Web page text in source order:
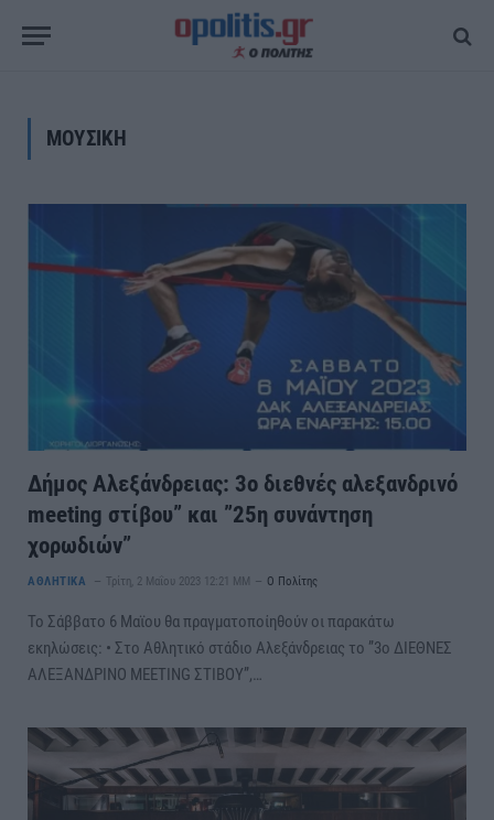
ΜΟΥΣΙΚΗ
Δήμος Αλεξάνδρειας: 3ο διεθνές αλεξανδρινό
meeting στίβου” και ”25η συνάντηση
χορωδιών”
ΑΘΛΗΤΙΚΑ Τρίτη, 2 Μαΐου 2023 12:21 ΜΜ Ο Πολίτης
Το Σάββατο 6 Μαϊου θα πραγματοποίηθούν οι παρακάτω
εκηλώσεις: • Στο Αθλητικό στάδιο Αλεξάνδρειας το ”3ο ΔΙΕΘΝΕΣ
ΑΛΕΞΑΝΔΡΙΝΟ MEETING ΣΤΙΒΟΥ”,…